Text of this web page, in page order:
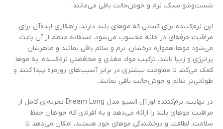
شست‌وشو سبک، نرم و خوش‌حالت باقی می‌مانند.
این نرم‌کننده برای کسانی که موهای بلند دارند، راهکاری ایده‌آل برای
مراقبت حرفه‌ای در خانه محسوب می‌شود. استفاده منظم از آن باعث
می‌شود موها همواره درخشان، نرم و سالم باقی بمانند و ظاهرشان
پرانرژی و زیبا باشد. ترکیب مواد مغذی و محافظتی نرم‌کننده، به موها
کمک می‌کند تا مقاومت بیشتری در برابر آسیب‌های روزمره پیدا کنند و
طولانی‌تر سالم و خوش‌حالت باقی بمانند.
در نهایت، نرم‌کننده لورآل السیو مدل Dream Long تجربه‌ای کامل از
مراقبت موهای بلند را ارائه می‌دهد و به افرادی که خواهان حفظ
سلامت، لطافت و درخشندگی موهای خود هستند، امکان می‌دهد تا